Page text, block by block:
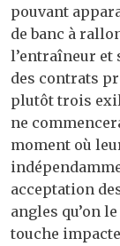
pouvant
de banc à
l’entraîneur
des contrats
plutôt trois
ne
moment où
acceptation
angles qu’on
touche